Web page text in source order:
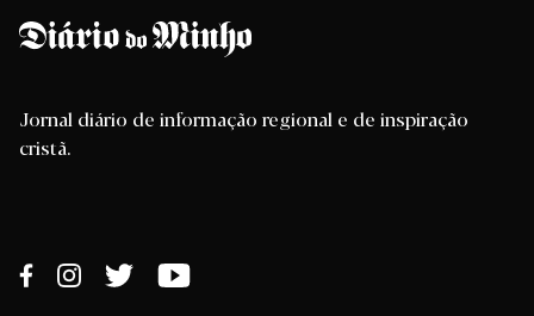
Jornal diário de informação regional e de inspiração
cristã.